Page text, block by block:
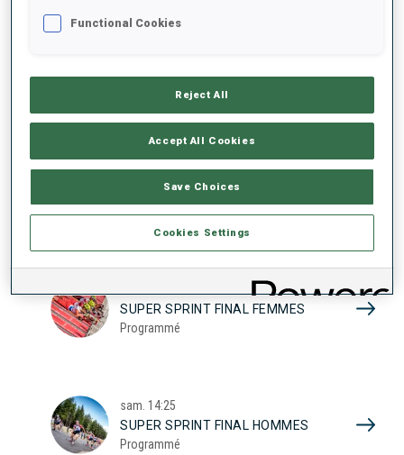
17
SUPER SPRINT QUAL. FEMMES
Programmé
sam.10:20
SUPER SPRINT QUAL. HOMMES
Programmé
SUPER SPRINT FINAL FEMMES
Programmé
sam. 14:25
SUPER SPRINT FINAL HOMMES
Programmé
Functional Cookies
Reject All
Accept All Cookies
Save Choices
Cookies Settings